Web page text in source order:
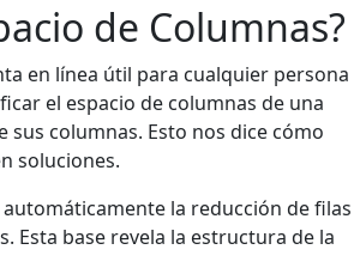
de Columnas?
en línea útil para cualquier persona
el espacio de columnas de una
sus columnas. Esto nos dice cómo
soluciones.
la reducción de filas
Esta base revela la estructura de la